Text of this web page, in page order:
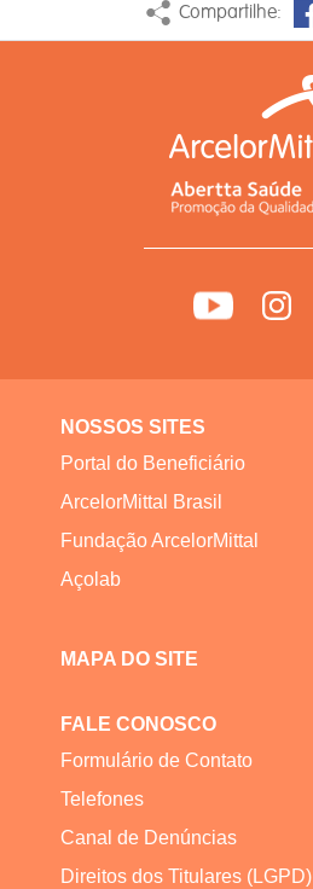
Compartilhe:
NOSSOS SITES
Portal do Beneficiário
ArcelorMittal Brasil
Fundação ArcelorMittal
Açolab
MAPA DO SITE
FALE CONOSCO
Formulário de Contato
Telefones
Canal de Denúncias
Direitos dos Titulares (LGPD)